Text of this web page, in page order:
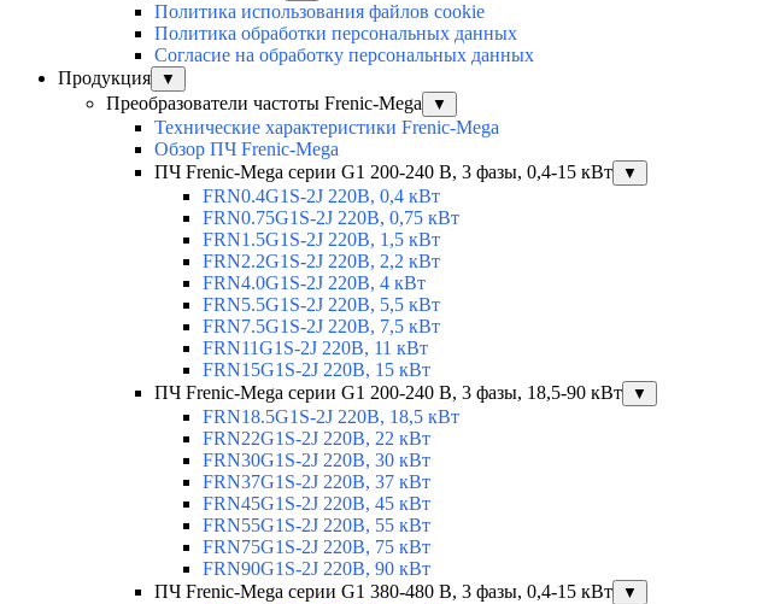
Политика использования файлов cookie
Политика обработки персональных данных
Согласие на обработку персональных данных
Продукция
▼
Преобразователи частоты Frenic-Mega ▼
Технические характеристики Frenic-Mega
Обзор ПЧ Frenic-Mega
ПЧ Frenic-Mega серии G1 200-240 В, 3 фазы, 0,4-15 кВт
▼
FRN0.4G1S-2J 220В, 0,4 кВт
FRN0.75G1S-2J 220В, 0,75 кВт
FRN1.5G1S-2J 220В, 1,5 кВт
FRN2.2G1S-2J 220В, 2,2 кВт
FRN4.0G1S-2J 220В, 4 кВт
FRN5.5G1S-2J 220В, 5,5 кВт
FRN7.5G1S-2J 220В, 7,5 кВт
FRN11G1S-2J 220В, 11 кВт
FRN15G1S-2J 220В, 15 кВт
ПЧ Frenic-Mega серии G1 200-240 В, 3 фазы, 18,5-90 кВт
▼
FRN18.5G1S-2J 220В, 18,5 кВт
FRN22G1S-2J 220В, 22 кВт
FRN30G1S-2J 220В, 30 кВт
FRN37G1S-2J 220В, 37 кВт
FRN45G1S-2J 220В, 45 кВт
FRN55G1S-2J 220В, 55 кВт
FRN75G1S-2J 220В, 75 кВт
FRN90G1S-2J 220В, 90 кВт
ПЧ Frenic-Mega серии G1 380-480 В, 3 фазы, 0,4-15 кВт
▼